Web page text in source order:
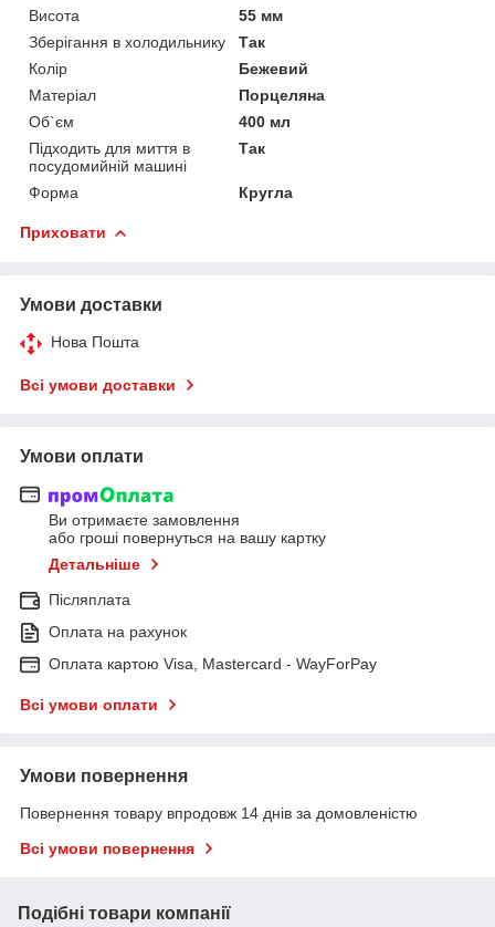
Висота
55 мм
Зберігання в холодильнику
Так
Колір
Бежевий
Матеріал
Порцеляна
Об`єм
400 мл
Підходить для миття в
посудомийній машині
Так
Форма Кругла
Приховати
Умови доставки
Нова Пошта
Всі умови доставки
Умови оплати
Ви отримаєте замовлення
або гроші повернуться на вашу картку
Детальніше
Післяплата
Оплата на рахунок
Оплата картою Visa, Mastercard - WayForPay
Всі умови оплати
Умови повернення
Повернення товару впродовж 14 днів за домовленістю
Всі умови повернення
Подібні товари компанії